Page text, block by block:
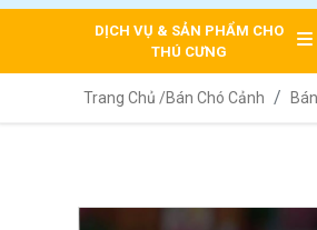
DỊCH VỤ & SẢN PHẨM CHO
THÚ CƯNG
Trang Chủ /Bán Chó Cảnh